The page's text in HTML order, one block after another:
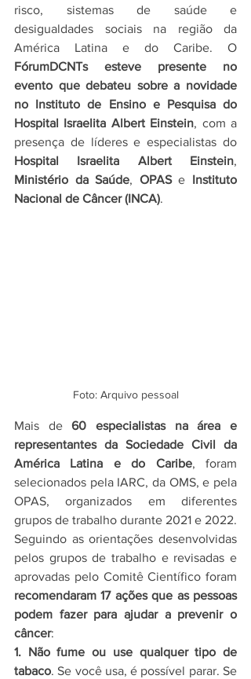
risco, sistemas de saúde e
desigualdades sociais na região da
FórumDCNTs esteve presente no
evento que debateu sobre a novidade
no Instituto de Ensino e Pesquisa do
Hospital Israelita Albert Einstein, com a
Hospital Israelita Albert Einstein
Ministério da Saúde, OPAS e Instituto
Nacional de Câncer (INCA).
Foto: Arquivo pessoal
Mais de 60 especialistas na área e
representantes da Sociedade Civil da
América Latina e do Caribe, foram
selecionados pela IARC, da OMS, e pela
OPAS, organizados em diferentes
grupos de trabalho durante 2021 e 2022.
Seguindo as orientações desenvolvidas
pelos grupos de trabalho e revisadas e
recomendaram 17 ações que as pessoas
podem fazer para ajudar a prevenir o
câncer:
1. Não fume ou use qualquer tipo de
tabaco. Se você usa, é possível parar. Se